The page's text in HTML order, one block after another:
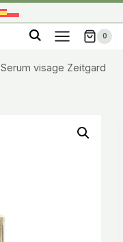
0
Serum visage Zeitgard